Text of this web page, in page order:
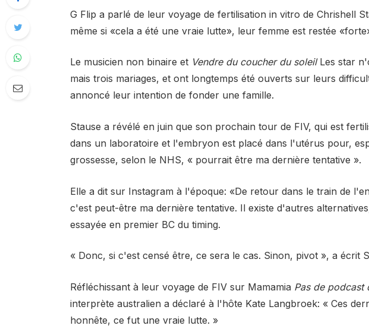
G Flip a parlé de leur voyage de fertilisation in vitro de Chrishell
même si «cela a été une vraie lutte», leur femme est restée
Le musicien non binaire et Vendre du coucher du soleilLes star
mais trois mariages, et ont longtemps été ouverts sur leurs
annoncé leur intention de fonder une famille.
Stause a révélé en juin que son prochain tour de FIV, qui est
dans un laboratoire et l'embryon est placé dans l'utérus pour,
grossesse, selon le NHS, « pourrait être ma dernière tentative ».
Elle a dit sur Instagram à l'époque: «De retour dans le train de
c'est peut-être ma dernière tentative. Il existe d'autres
essayée en premier BC du timing.
« Donc, si c'est censé être, ce sera le cas. Sinon, pivot », a écrit
Réfléchissant à leur voyage de FIV sur Mamamia Pas de podcast
interprète australien a déclaré à l'hôte Kate Langbroek: « Ces
honnête, ce fut une vraie lutte. »